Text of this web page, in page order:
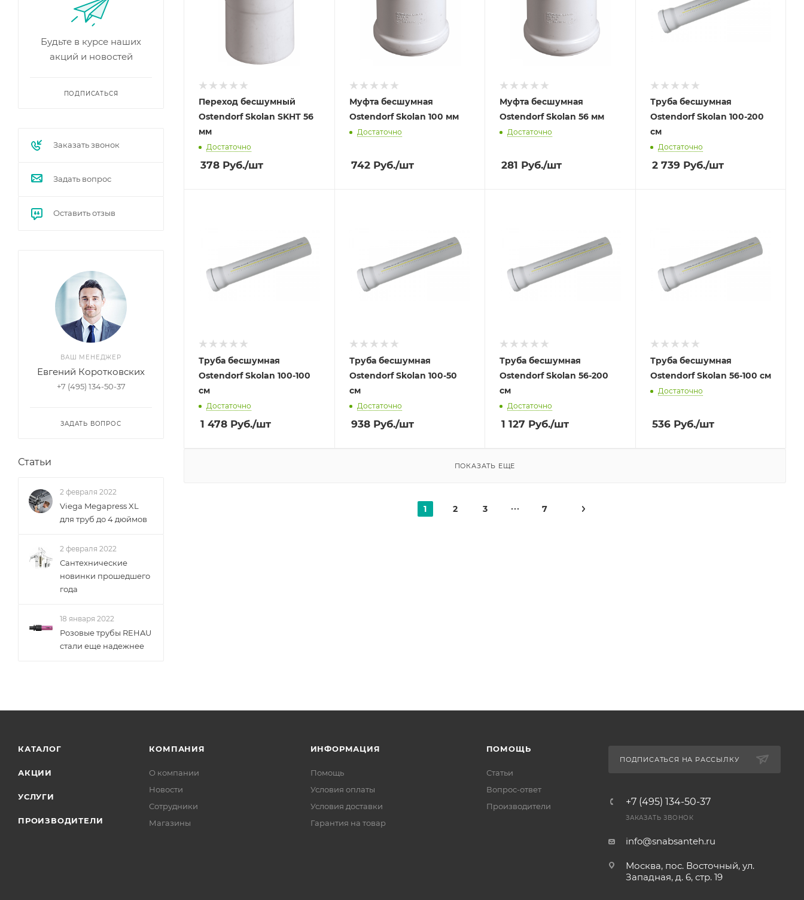
Переход бесшумный
Ostendorf Skolan SKHT 56
мм
Достаточно
378 Руб./шт
Муфта бесшумная
Ostendorf Skolan 100 мм
Достаточно
742Руб./шт
Муфта бесшумная
Ostendorf Skolan 56 мм
Достаточно
281 Руб./шт
Труба бесшумная
Ostendorf Skolan 100-200
см
Достаточно
2 739Руб./шт
Труба бесшумная
Ostendorf Skolan 100-100
см
Достаточно
1 478 Руб./шт
Труба бесшумная
Ostendorf Skolan 100-50
см
Достаточно
938Руб./шт
Труба бесшумная
Ostendorf Skolan 56-200
см
Достаточно
1 127 Руб./шт
Труба бесшумная
Ostendorf Skolan 56-100 см
Достаточно
536Руб./шт
ПОКАЗАТЬ ЕЩЕ
1 2 3 7
Будьте в курсе наших
акций и новостей
ПОДПИСАТЬСЯ
Заказать звонок
Задать вопрос
Оставить отзыв
ВАШ МЕНЕДЖЕР
Евгений Коротковских
+7 (495) 134-50-37
ЗАДАТЬ ВОПРОС
Статьи
2 февраля 2022
Viega Megapress XL
для труб до 4 дюймов
2 февраля 2022
Сантехнические
новинки прошедшего
года
18 января 2022
Розовые трубы REHAU
стали еще надежнее
КАТАЛОГ
АКЦИИ
УСЛУГИ
ПРОИЗВОДИТЕЛИ
КОМПАНИЯ
О компании
Новости
Сотрудники
Магазины
ИНФОРМАЦИЯ
Помощь
Условия оплаты
Условия доставки
Гарантия на товар
ПОМОЩЬ
Статьи
Вопрос-ответ
Производители
ПОДПИСАТЬСЯ НА РАССЫЛКУ
+7 (495) 134-50-37
ЗАКАЗАТЬ ЗВОНОК
info@snabsanteh.ru
Москва, пос. Восточный, ул.
Западная, д. 6, стр. 19